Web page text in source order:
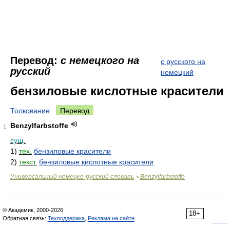
Перевод: с немецкого на
русский
с русского на
немецкий
бензиловые кислотные красители
Толкование Перевод
1
Benzylfarbstoffe
сущ.
1) тех. бензиловые красители
2) текст. бензиловые кислотные красители
Универсальный немецко-русский словарь > Benzylfarbstoffe
18+
© Академик, 2000-2026
Обратная связь: Техподдержка Реклама на сайте